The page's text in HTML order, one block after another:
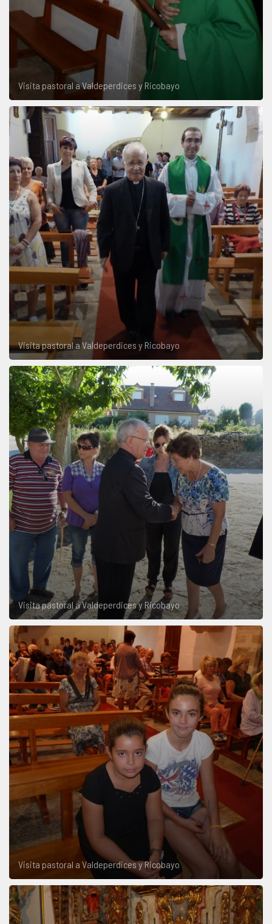
Visita pastoral a Valdeperdices y Ricobayo
Visita pastoral a Valdeperdices y Ricobayo
Visita pastoral a Valdeperdices y Ricobayo
Visita pastoral a Valdeperdices y Ricobayo